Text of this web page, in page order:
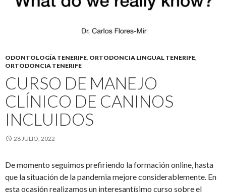
ODONTOLOGÍA TENERIFE, ORTODONCIA LINGUAL TENERIFE,
ORTODONCIA TENERIFE
CURSO DE MANEJO
CLÍNICO DE CANINOS
INCLUIDOS
28 JULIO, 2022
De momento seguimos prefiriendo la formación online, hasta
que la situación de la pandemia mejore considerablemente. En
esta ocasión realizamos un interesantísimo curso sobre el